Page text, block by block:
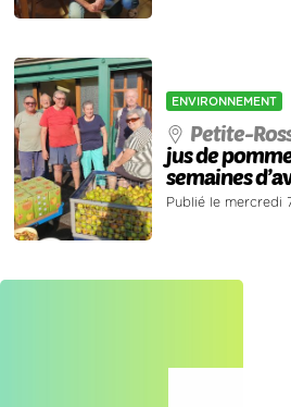
ENVIRONNEMENT
Petite-
jus de
semaines
Publié le mercredi